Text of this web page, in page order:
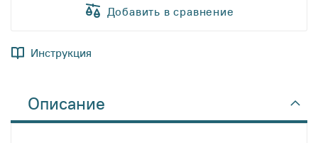
Добавить в сравнение
Инструкция
Описание